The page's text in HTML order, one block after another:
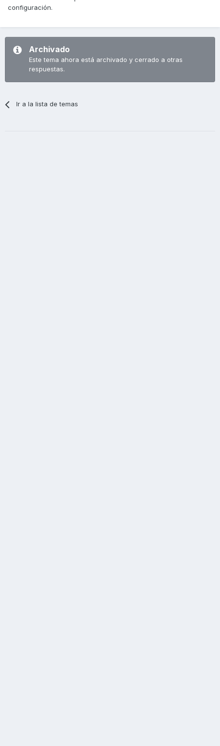
configuración.
Archivado
Este tema ahora está archivado y cerrado a otras
respuestas.
Ir a la lista de temas